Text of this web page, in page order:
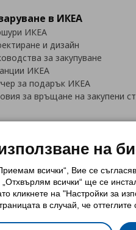
в ИКЕА
ИКЕА
и дизайн
за закупуване
ИКЕА
за подарък ИКЕА
за връщане на закупени
Политика за използване на
Обща политика за личните
Политика за защита на
на
всички“, Вие се
всички“ ще се
кликнете на "Настройки за
в случай, че